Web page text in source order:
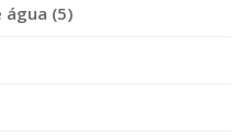
(5)